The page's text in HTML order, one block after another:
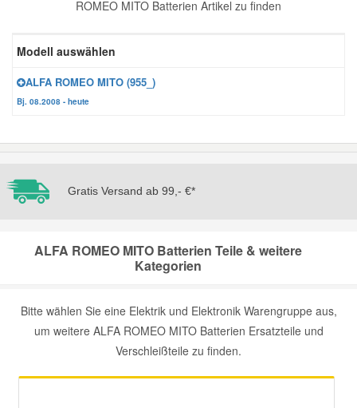
ROMEO MITO Batterien Artikel zu finden
Modell auswählen
ALFA ROMEO MITO (955_)
Bj. 08.2008 - heute
Gratis Versand ab 99,- €*
ALFA ROMEO MITO Batterien Teile & weitere
Kategorien
Bitte wählen Sie eine Elektrik und Elektronik Warengruppe aus,
um weitere ALFA ROMEO MITO Batterien Ersatzteile und
Verschleißteile zu finden.
Zündanlage und Glühanlage
Jeep Ersatzteile
Lancia Ersatzteile